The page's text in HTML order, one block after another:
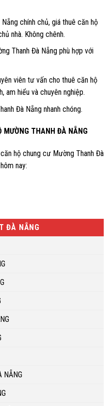
chính chủ, giá thuê căn hộ
nhà. Không chênh.
Thanh Đà Nẵng phù hợp với
viên tư vấn cho thuê căn hộ
am hiểu và chuyên nghiệp.
Đà Nẵng nhanh chóng.
MƯỜNG THANH ĐÀ NẴNG
hộ chung cư Mường Thanh Đà
nay:
ĐÀ NẴNG
NẴNG